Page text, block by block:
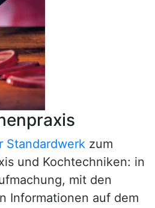
Standardwerk zum
und Kochtechniken: in
mit den
Informationen auf dem